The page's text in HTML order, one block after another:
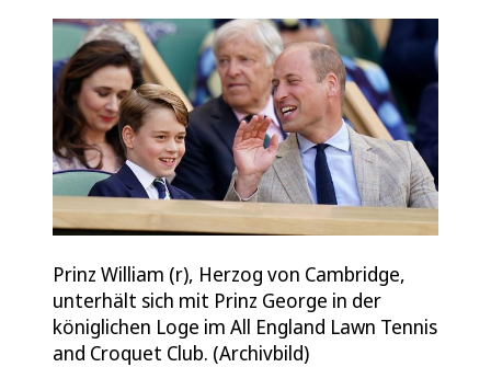
Prinz William (r), Herzog von Cambridge,
unterhält sich mit Prinz George in der
königlichen Loge im All England Lawn Tennis
and Croquet Club. (Archivbild)